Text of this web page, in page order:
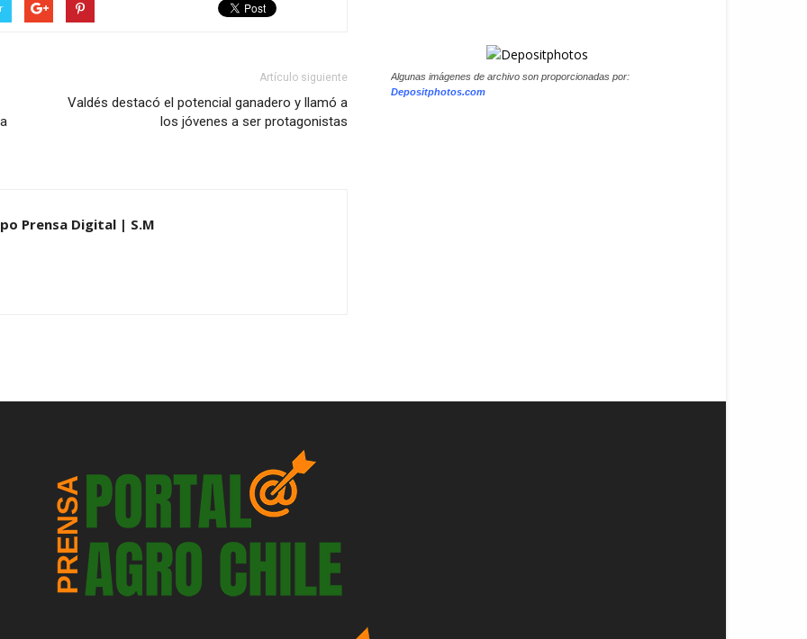
Artículo siguiente
Valdés destacó el potencial ganadero y llamó a
los jóvenes a ser protagonistas
Prensa Digital | S.M
Algunas imágenes de archivo son proporcionadas por:
Depositphotos.com